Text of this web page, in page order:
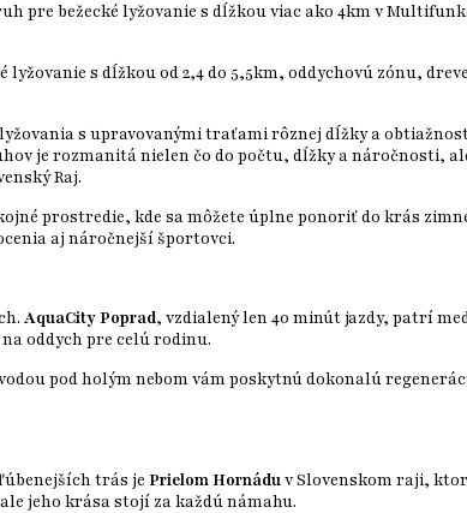
pre bežecké lyžovanie s dĺžkou viac ako 4km v
s dĺžkou od 2,4 do 5,5km, oddychovú zónu,
s upravovanými traťami rôznej dĺžky a
je rozmanitá nielen čo do počtu, dĺžky a náročnosti,
Raj.
prostredie, kde sa môžete úplne ponoriť do krás
aj náročnejší športovci.
AquaCity Poprad, vzdialený len 40 minút jazdy, patrí
oddych pre celú rodinu.
pod holým nebom vám poskytnú dokonalú
trás je Prielom Hornáduv Slovenskom raji,
jeho krása stojí za každú námahu.